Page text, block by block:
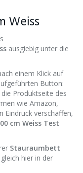
Weiss
ausgiebig unter die
einem Klick auf
Button:
Produktseite des
wie Amazon,
Eindruck verschaffen,
cm Weiss Test
Stauraumbett
hier in der